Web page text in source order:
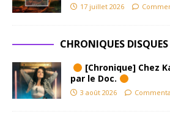
17 juillet 2026
CHRONIQUES
[Chronique] Chez
par le Doc.
3 août 2026